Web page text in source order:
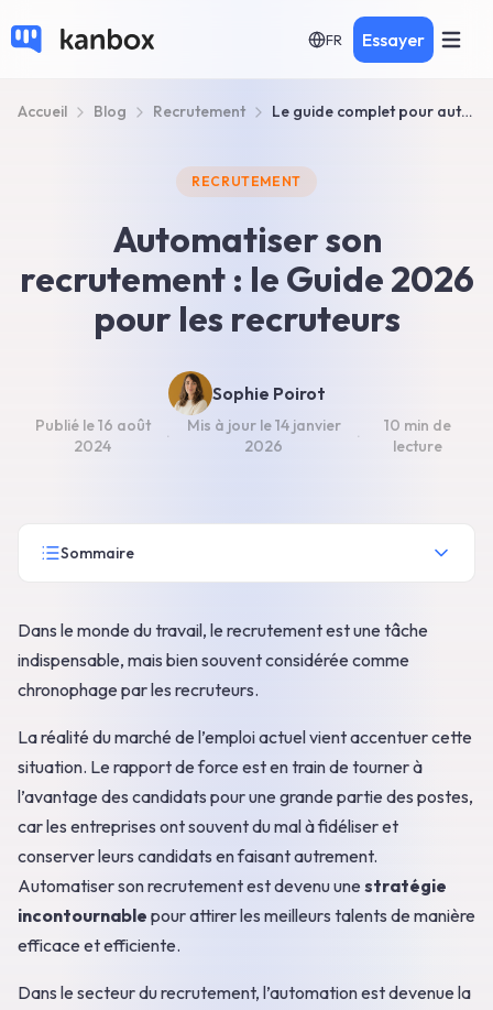
FR Essayer
Accueil Blog Recrutement Le guide complet pour automatiser son recrutement en 2026
RECRUTEMENT
Automatiser son
recrutement : le Guide 2026
pour les recruteurs
Sophie Poirot
Publié le16 août
2024
·
Mis à jour le14 janvier
2026
·
10 min de
lecture
Sommaire
Dans le monde du travail, le recrutement est une tâche
indispensable, mais bien souvent considérée comme
chronophage par les recruteurs.
La réalité du marché de l’emploi actuel vient accentuer cette
situation. Le rapport de force est en train de tourner à
l’avantage des candidats pour une grande partie des postes,
car les entreprises ont souvent du mal à fidéliser et
conserver leurs candidats en faisant autrement.
Automatiser son recrutement est devenu une stratégie
incontournable pour attirer les meilleurs talents de manière
efficace et efficiente.
Dans le secteur du recrutement, l’automation est devenue la